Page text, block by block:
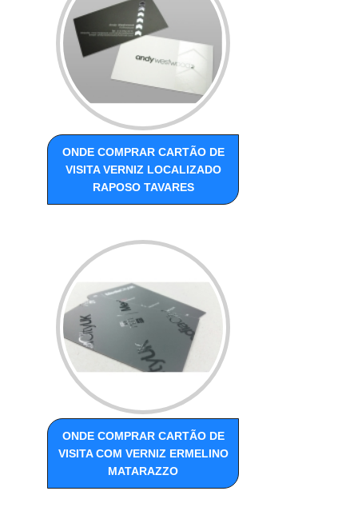
ONDE COMPRAR CARTÃO DE
VISITA VERNIZ LOCALIZADO
RAPOSO TAVARES
ONDE COMPRAR CARTÃO DE
VISITA COM VERNIZ ERMELINO
MATARAZZO